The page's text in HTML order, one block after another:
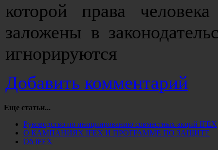
которой права
заложены в
игнорируются
Добавить комментарий
Еще статьи...
Руководство по инициированию совместных акций IFEX
О КАМПАНИЯХ IFEX И ПРОГРАММЕ ПО ЗАЩИТЕ
Об IFEX